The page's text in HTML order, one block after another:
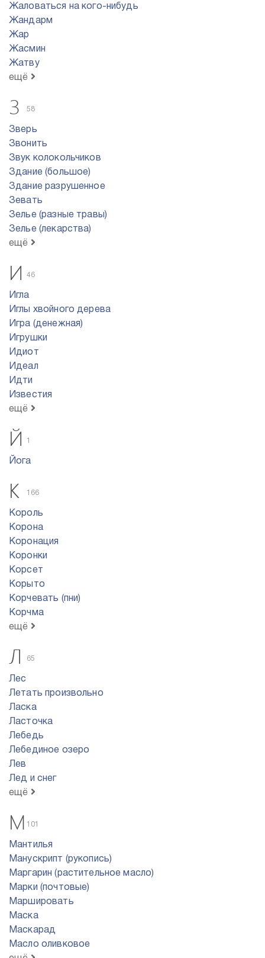
Жаловаться на кого-нибудь
Жандарм
Жар
Жасмин
Жатву
ещё
З 58
Зверь
Звонить
Звук колокольчиков
Здание (большое)
Здание разрушенное
Зевать
Зелье (разные травы)
Зелье (лекарства)
ещё
И 46
Игла
Иглы хвойного дерева
Игра (денежная)
Игрушки
Идиот
Идеал
Идти
Известия
ещё
Й 1
Йога
К 166
Король
Корона
Коронация
Коронки
Корсет
Корыто
Корчевать (пни)
Корчма
ещё
Л 65
Лес
Летать произвольно
Ласка
Ласточка
Лебедь
Лебединое озеро
Лев
Лед и снег
ещё
М 101
Мантилья
Манускрипт (рукопись)
Маргарин (растительное масло)
Марки (почтовые)
Маршировать
Маска
Маскарад
Масло оливковое